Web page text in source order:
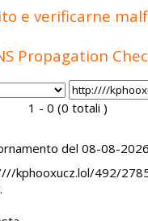
e verificarne
Propagation
1 - 0 (0 totali )
del 08-08-
kphooxucz.lol/492/